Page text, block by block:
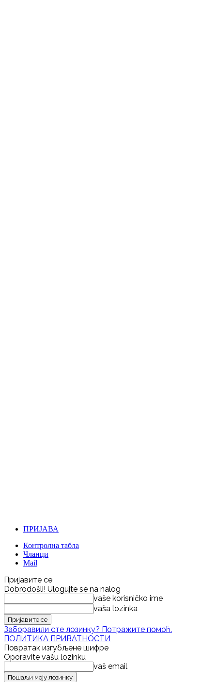
ПРИЈАВА
Контролна табла
Чланци
Mail
Пријавите се
Dobrodošli! Ulogujte se na nalog
vaše korisničko ime
vaša lozinka
Заборавили сте лозинку? Потражите помоћ.
ПОЛИТИКА ПРИВАТНОСТИ
Повратак изгубљене шифре
Oporavite vašu lozinku
vaš email